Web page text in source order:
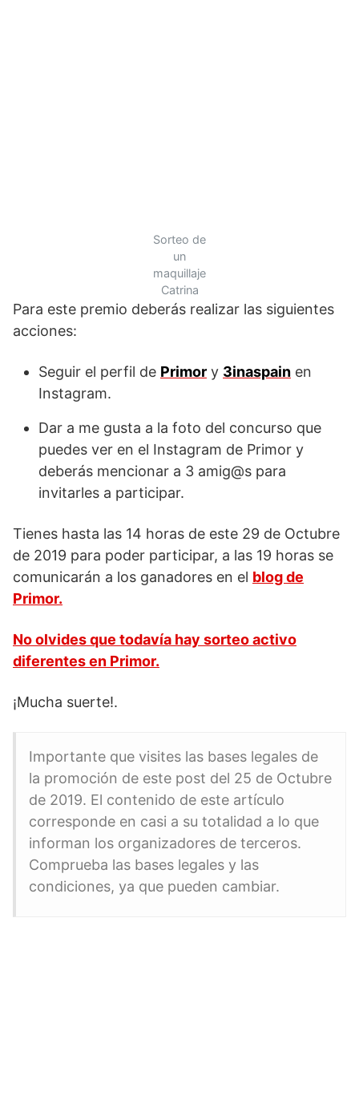
Sorteo de
un
maquillaje
Catrina
Para este premio deberás realizar las siguientes
acciones:
Seguir el perfil de Primor y 3inaspain en
Instagram.
Dar a me gusta a la foto del concurso que
puedes ver en el Instagram de Primor y
deberás mencionar a 3 amig@s para
invitarles a participar.
Tienes hasta las 14 horas de este 29 de Octubre
de 2019 para poder participar, a las 19 horas se
comunicarán a los ganadores en el blog de
Primor.
No olvides que todavía hay sorteo activo
diferentes en Primor.
¡Mucha suerte!.
Importante que visites las bases legales de
la promoción de este post del 25 de Octubre
de 2019. El contenido de este artículo
corresponde en casi a su totalidad a lo que
informan los organizadores de terceros.
Comprueba las bases legales y las
condiciones, ya que pueden cambiar.